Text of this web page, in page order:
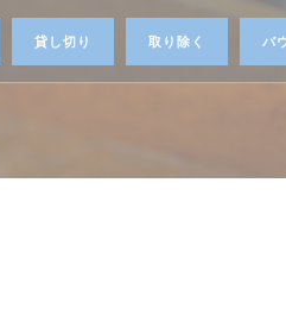
貸し切り 取り除く バ